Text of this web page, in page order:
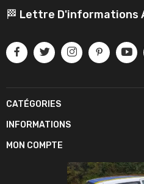
🏁 Lettre D'informations
CATÉGORIES
INFORMATIONS
MON COMPTE